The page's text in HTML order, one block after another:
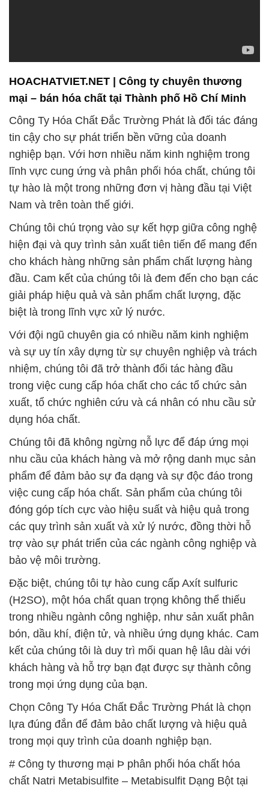
Chúng tôi chú trọng vào sự kết hợp giữa công nghệ
hiện đại và quy trình sản xuất tiên tiến để mang đến
cho khách hàng những sản phẩm chất lượng hàng
đầu. Cam kết của chúng tôi là đem đến cho bạn các
giải pháp hiệu quả và sản phẩm chất lượng, đặc
biệt là trong lĩnh vực xử lý nước.
Với đội ngũ chuyên gia có nhiều năm kinh nghiệm
và sự uy tín xây dựng từ sự chuyên nghiệp và trách
nhiệm, chúng tôi đã trở thành đối tác hàng đầu
trong việc cung cấp hóa chất cho các tổ chức sản
xuất, tổ chức nghiên cứu và cá nhân có nhu cầu sử
dụng hóa chất.
Chúng tôi đã không ngừng nỗ lực để đáp ứng mọi
nhu cầu của khách hàng và mở rộng danh mục sản
phẩm để đảm bảo sự đa dạng và sự độc đáo trong
việc cung cấp hóa chất. Sản phẩm của chúng tôi
đóng góp tích cực vào hiệu suất và hiệu quả trong
các quy trình sản xuất và xử lý nước, đồng thời hỗ
trợ vào sự phát triển của các ngành công nghiệp và
bảo vệ môi trường.
Đặc biệt, chúng tôi tự hào cung cấp Axít sulfuric
(H2SO), một hóa chất quan trọng không thể thiếu
trong nhiều ngành công nghiệp, như sản xuất phân
bón, dầu khí, điện tử, và nhiều ứng dụng khác. Cam
kết của chúng tôi là duy trì mối quan hệ lâu dài với
khách hàng và hỗ trợ bạn đạt được sự thành công
trong mọi ứng dụng của bạn.
Chọn Công Ty Hóa Chất Đắc Trường Phát là chọn
lựa đúng đắn để đảm bảo chất lượng và hiệu quả
trong mọi quy trình của doanh nghiệp bạn.
# Công ty thương mại Þ phân phối hóa chất hóa
chất Natri Metabisulfite – Metabisulfit Dạng Bột tại
Bình Phước
# Đơn vị phân phối ↔ cung cấp hóa chất hóa chất
Natri Metabisulfite – Metabisulfit Dạng Bột tại Bình
Phước
# Địa chỉ cung ứng ◄ bán hóa chất hóa chất Natri
Metabisulfite – Metabisulfit Dạng Bột tại Bình Phước
# Địa chỉ phân phối ∞ cung cấp hóa chất hóa chất
Natri Metabisulfite – Metabisulfit Dạng Bột tại Bình
Phước